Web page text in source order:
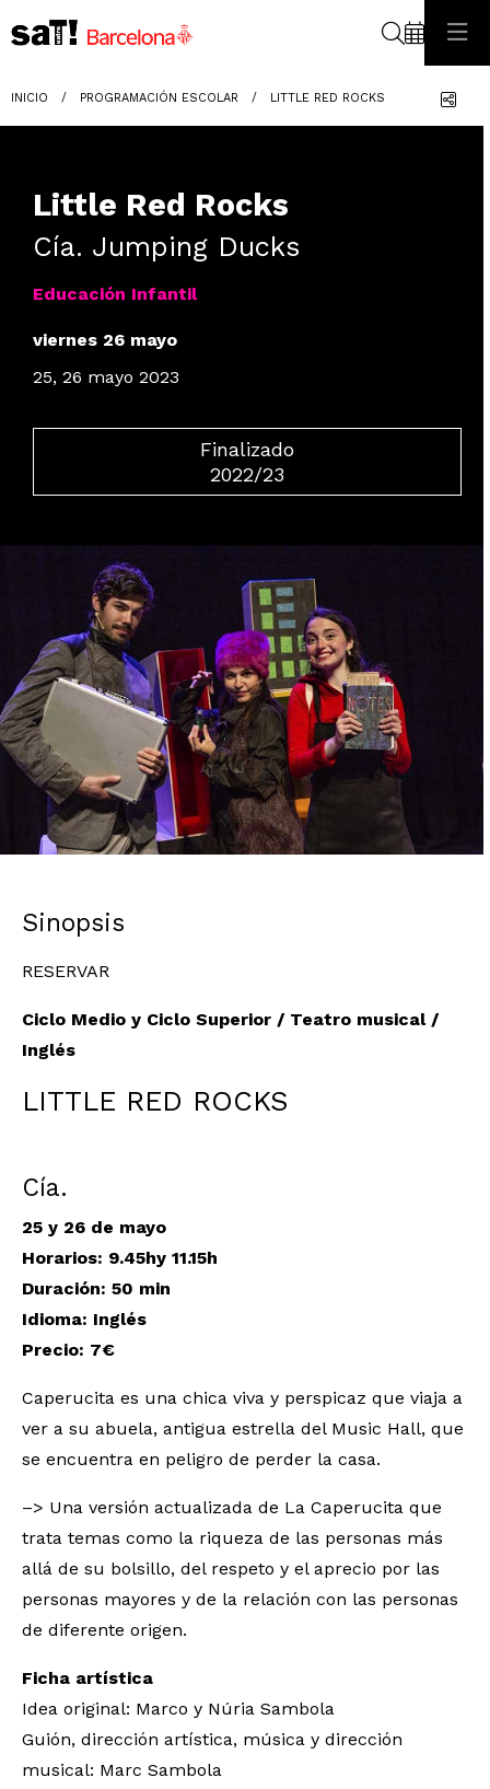
INICIO PROGRAMACIÓN ESCOLAR LITTLE RED ROCKS
Little Red Rocks
Cía. Jumping Ducks
Educación Infantil
viernes 26 mayo
25, 26 mayo 2023
Finalizado
2022/23
Sinopsis
RESERVAR
Ciclo Medio y Ciclo Superior / Teatro musical /
Inglés
LITTLE RED ROCKS
Cía.
25 y 26 de mayo
Horarios: 9.45hy 11.15h
Duración: 50 min
Idioma: Inglés
Precio: 7€
Caperucita es una chica viva y perspicaz que viaja a
ver a su abuela, antigua estrella del Music Hall, que
se encuentra en peligro de perder la casa.
–> Una versión actualizada de La Caperucita que
trata temas como la riqueza de las personas más
allá de su bolsillo, del respeto y el aprecio por las
personas mayores y de la relación con las personas
de diferente origen.
Ficha artística
Idea original: Marco y Núria Sambola
Guión, dirección artística, música y dirección
musical: Marc Sambola